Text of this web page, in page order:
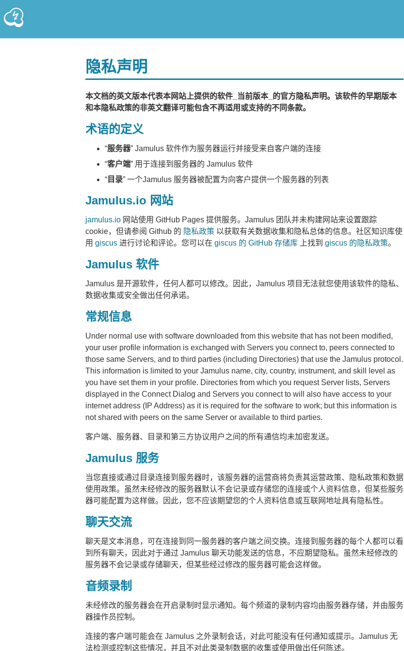
隐私声明
本文档的英文版本代表本网站上提供的软件_当前版本_的官方隐私声明。该软件的早期版本
和本隐私政策的非英文翻译可能包含不再适用或支持的不同条款。
术语的定义
“服务器” Jamulus 软件作为服务器运行并接受来自客户端的连接
“客户端” 用于连接到服务器的 Jamulus 软件
“ 目录” 一个Jamulus 服务器被配置为向客户提供一个服务器的列表
Jamulus.io 网站
jamulus.io 网站使用 GitHub Pages 提供服务。Jamulus 团队并未构建网站来设置跟踪
cookie，但请参阅 Github 的 隐私政策 以获取有关数据收集和隐私总体的信息。社区知识库使
用 giscus 进行讨论和评论。您可以在 giscus 的 GitHub 存储库 上找到 giscus 的隐私政策。
Jamulus 软件
Jamulus 是开源软件，任何人都可以修改。因此，Jamulus 项目无法就您使用该软件的隐私、
数据收集或安全做出任何承诺。
常规信息
Under normal use with software downloaded from this website that has not been modified,
your user profile information is exchanged with Servers you connect to, peers connected to
those same Servers, and to third parties (including Directories) that use the Jamulus protocol.
This information is limited to your Jamulus name, city, country, instrument, and skill level as
you have set them in your profile. Directories from which you request Server lists, Servers
displayed in the Connect Dialog and Servers you connect to will also have access to your
internet address (IP Address) as it is required for the software to work; but this information is
not shared with peers on the same Server or available to third parties.
客户端、服务器、目录和第三方协议用户之间的所有通信均未加密发送。
Jamulus 服务
当您直接或通过目录连接到服务器时，该服务器的运营商将负责其运营政策、隐私政策和数据
使用政策。虽然未经修改的服务器默认不会记录或存储您的连接或个人资料信息，但某些服务
器可能配置为这样做。因此，您不应该期望您的个人资料信息或互联网地址具有隐私性。
聊天交流
聊天是文本消息，可在连接到同一服务器的客户端之间交换。连接到服务器的每个人都可以看
到所有聊天，因此对于通过 Jamulus 聊天功能发送的信息，不应期望隐私。虽然未经修改的
服务器不会记录或存储聊天，但某些经过修改的服务器可能会这样做。
音频录制
未经修改的服务器会在开启录制时显示通知。每个频道的录制内容均由服务器存储，并由服务
器操作员控制。
连接的客户端可能会在 Jamulus 之外录制会话，对此可能没有任何通知或提示。Jamulus 无
法检测或控制这些情况，并且不对此类录制数据的收集或使用做出任何陈述。